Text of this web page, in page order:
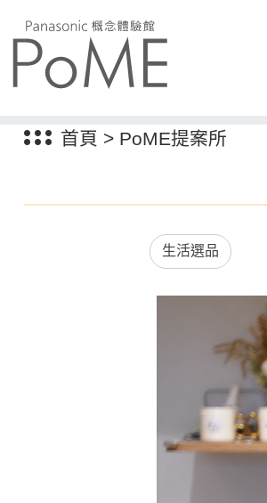
首頁 > PoME提案所
生活選品